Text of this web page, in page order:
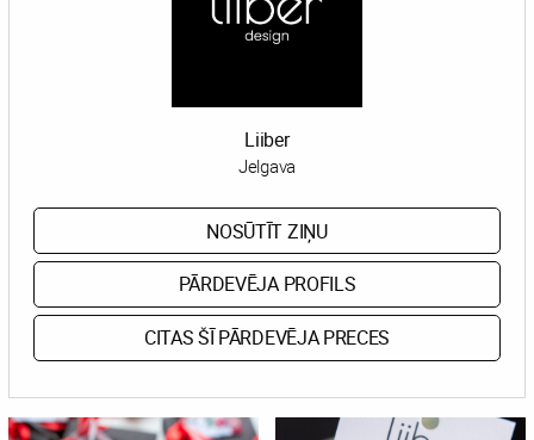
Liiber
Jelgava
NOSŪTĪT ZIŅU
PĀRDEVĒJA PROFILS
CITAS ŠĪ PĀRDEVĒJA PRECES